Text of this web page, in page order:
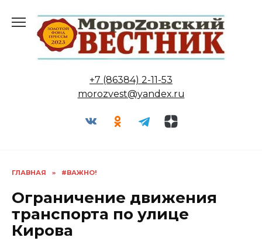
содержанию
+7 (86384) 2-11-53
morozvest@yandex.ru
ГЛАВНАЯ » #ВАЖНО!
Ограничение движения
транспорта по улице
Кирова